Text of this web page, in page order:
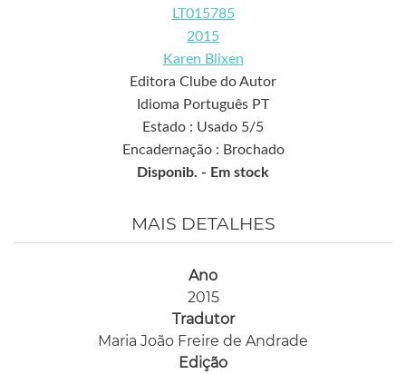
LT015785
2015
Karen Blixen
Editora Clube do Autor
Idioma Português PT
Estado : Usado 5/5
Encadernação : Brochado
Disponib. - Em stock
MAIS DETALHES
Ano
2015
Tradutor
Maria João Freire de Andrade
Edição